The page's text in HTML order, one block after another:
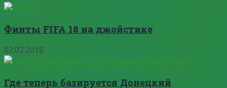
Финты FIFA 18 на джойстике
02.02.2018
Где теперь базируется Донецкий